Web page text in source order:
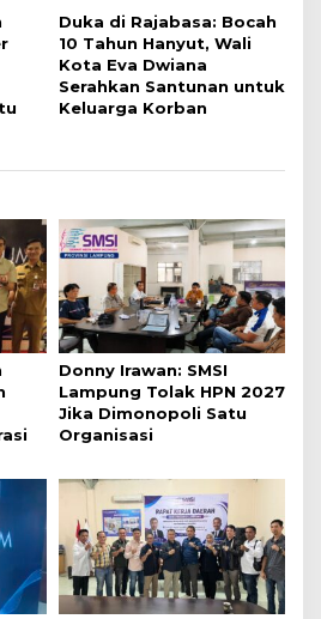
Duka di Rajabasa: Bocah
10 Tahun Hanyut, Wali
Kota Eva Dwiana
Serahkan Santunan untuk
Keluarga Korban
Donny Irawan: SMSI
Lampung Tolak HPN 2027
Jika Dimonopoli Satu
Organisasi